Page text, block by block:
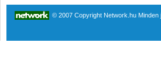
© 2007 Copyright Network.hu Minden